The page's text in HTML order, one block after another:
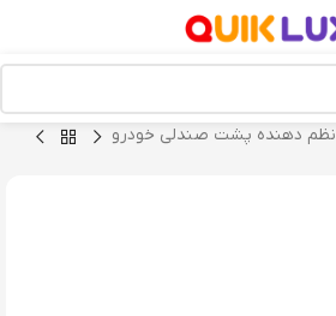
دهنده پشت صندلی خودرو